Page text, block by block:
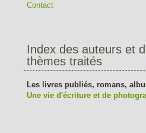
Contact
Index des auteurs et
thèmes traités
Les livres publiés, romans,
Une vie d'écriture et de